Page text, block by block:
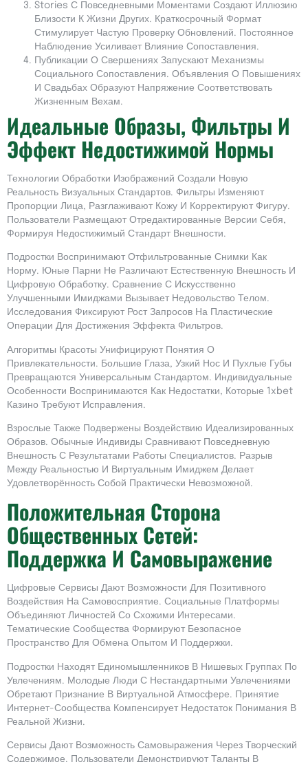
Stories С Повседневными Моментами Создают Иллюзию
Близости К Жизни Других. Краткосрочный Формат
Стимулирует Частую Проверку Обновлений. Постоянное
Наблюдение Усиливает Влияние Сопоставления.
Публикации О Свершениях Запускают Механизмы
Социального Сопоставления. Объявления О Повышениях
И Свадьбах Образуют Напряжение Соответствовать
Жизненным Вехам.
Идеальные Образы, Фильтры И
Эффект Недостижимой Нормы
Технологии Обработки Изображений Создали Новую
Реальность Визуальных Стандартов. Фильтры Изменяют
Пропорции Лица, Разглаживают Кожу И Корректируют Фигуру.
Пользователи Размещают Отредактированные Версии Себя,
Формируя Недостижимый Стандарт Внешности.
Подростки Воспринимают Отфильтрованные Снимки Как
Норму. Юные Парни Не Различают Естественную Внешность И
Цифровую Обработку. Сравнение С Искусственно
Улучшенными Имиджами Вызывает Недовольство Телом.
Исследования Фиксируют Рост Запросов На Пластические
Операции Для Достижения Эффекта Фильтров.
Алгоритмы Красоты Унифицируют Понятия О
Привлекательности. Большие Глаза, Узкий Нос И Пухлые Губы
Превращаются Универсальным Стандартом. Индивидуальные
Особенности Воспринимаются Как Недостатки, Которые 1xbet
Казино Требуют Исправления.
Взрослые Также Подвержены Воздействию Идеализированных
Образов. Обычные Индивиды Сравнивают Повседневную
Внешность С Результатами Работы Специалистов. Разрыв
Между Реальностью И Виртуальным Имиджем Делает
Удовлетворённость Собой Практически Невозможной.
Положительная Сторона
Общественных Сетей:
Поддержка И Самовыражение
Цифровые Сервисы Дают Возможности Для Позитивного
Воздействия На Самовосприятие. Социальные Платформы
Объединяют Личностей Со Схожими Интересами.
Тематические Сообщества Формируют Безопасное
Пространство Для Обмена Опытом И Поддержки.
Подростки Находят Единомышленников В Нишевых Группах По
Увлечениям. Молодые Люди С Нестандартными Увлечениями
Обретают Признание В Виртуальной Атмосфере. Принятие
Интернет-Сообщества Компенсирует Недостаток Понимания В
Реальной Жизни.
Сервисы Дают Возможность Самовыражения Через Творческий
Содержимое. Пользователи Демонстрируют Таланты В